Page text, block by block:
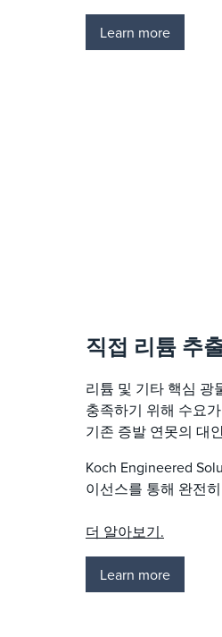
Learn more
직접 리튬 추
리튬 및 기타 핵심 광
충족하기 위해 수요
기존 증발 연못의 대
Koch Engineered
이선스를 통해 완전
더 알아보기.
Learn more